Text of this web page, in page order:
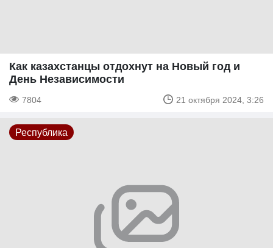
Как казахстанцы отдохнут на Новый год и
День Независимости
7804 21 октября 2024, 3:26
Республика